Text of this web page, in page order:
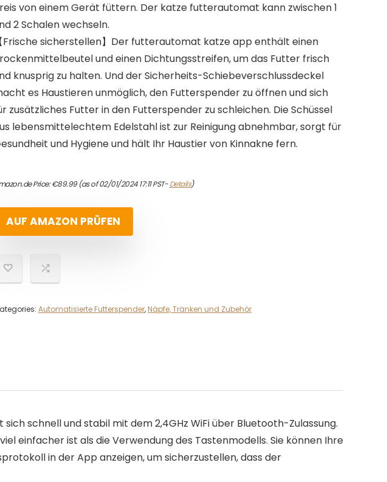
von einem Gerät füttern. Der katze futterautomat kann zwischen 1
2 Schalen wechseln.
【Frische sicherstellen】Der futterautomat katze app enthält einen
und einen Dichtungsstreifen, um das Futter frisch
knusprig zu halten. Und der Sicherheits-Schiebeverschlussdeckel
es Haustieren unmöglich, den Futterspender zu öffnen und sich
zusätzliches Futter in den Futterspender zu schleichen. Die Schüssel
lebensmittelechtem Edelstahl ist zur Reinigung abnehmbar, sorgt für
und Hygiene und hält Ihr Haustier von Kinnakne fern.
Price:€89.99(as of 02/01/2024 17:11 PST-Details)
AUF AMAZON PRÜFEN
Automatisierte Futterspender,Näpfe, Tränken und Zubehör
schnell und stabil mit dem 2,4GHz WiFi über Bluetooth-Zulassung.
einfacher ist als die Verwendung des Tastenmodells. Sie können Ihre
in der App anzeigen, um sicherzustellen, dass der